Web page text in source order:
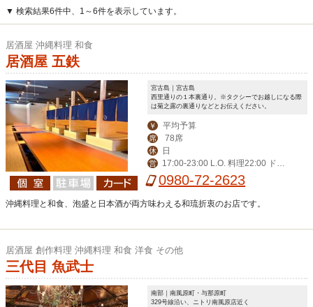
キッズルーム
安い デート
▼ 検索結果6件中、1～6件を表示しています。
居酒屋 沖縄料理 和食
居酒屋 五鉄
宮古島｜宮古島
西里通りの１本裏通り。※タクシーでお越しになる際
は菊之露の裏通りなどとお伝えください。
￥ 平均予算
席 78席
休 日
営
17:00-23:00 L.O. 料理22:00 ドリ
ンク22:30
0980-72-2623
沖縄料理と和食、泡盛と日本酒が両方味わえる和琉折衷のお店です。
居酒屋 創作料理 沖縄料理 和食 洋食 その他
三代目 魚武士
南部｜南風原町・与那原町
329号線沿い、ニトリ南風原店近く